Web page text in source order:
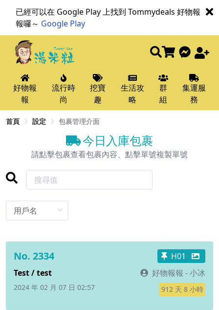
已經可以在 Google Play 上找到 Tommydeals 好物報
報囉～ Google Play
好物報
報
流行時
尚
挖寶
趣
生活攻
略
群
組
集運服
務
首頁 設定 包裹管理介面
今日入庫包裹
請點擊包裹查看包裹內容、點擊單號複製單號
No. 2334
H01
Test / test
好物報報 - 小冰
2024 年 02 月 07 日 02:57 912 天 8 小時